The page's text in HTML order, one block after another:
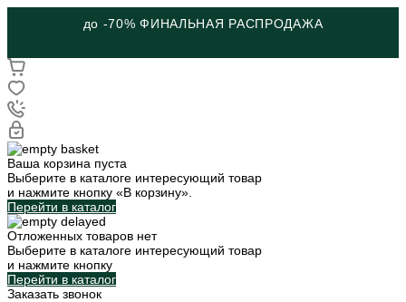
до -70% ФИНАЛЬНАЯ РАСПРОДАЖА
Ваша корзина пуста
Выберите в каталоге интересующий товар
и нажмите кнопку «В корзину».
Перейти в каталог
Отложенных товаров нет
Выберите в каталоге интересующий товар
и нажмите кнопку
Перейти в каталог
Заказать звонок